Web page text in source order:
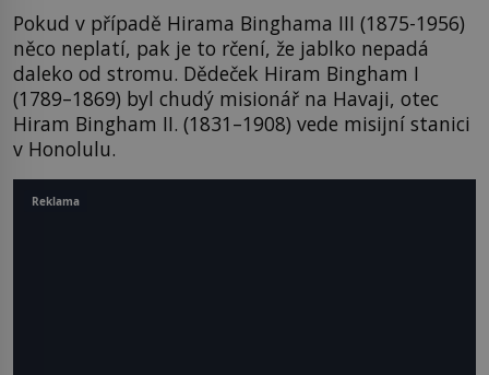
Pokud v případě Hirama Binghama III (1875-1956)
něco neplatí, pak je to rčení, že jablko nepadá
daleko od stromu. Dědeček Hiram Bingham I
(1789–1869) byl chudý misionář na Havaji, otec
Hiram Bingham II. (1831–1908) vede misijní stanici
v Honolulu.
Reklama